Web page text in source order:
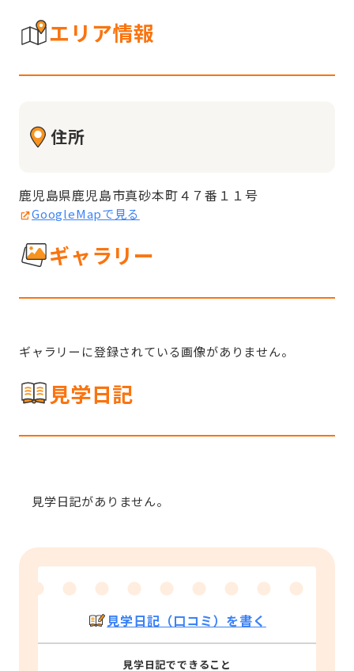
エリア情報
住所
鹿児島県鹿児島市真砂本町４７番１１号
GoogleMapで見る
ギャラリー
ギャラリーに登録されている画像がありません。
見学日記
見学日記がありません。
見学日記（口コミ）を書く
見学日記でできること